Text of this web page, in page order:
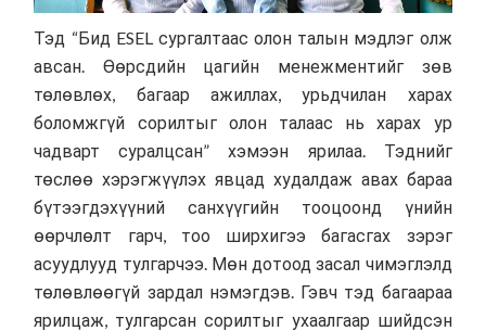
Тэд “Бид ESEL сургалтаас олон талын мэдлэг олж
авсан. Өөрсдийн цагийн менежментийг зөв
төлөвлөх, багаар ажиллах, урьдчилан харах
боломжгүй сорилтыг олон талаас нь харах ур
чадварт суралцсан” хэмээн ярилаа. Тэднийг
төслөө хэрэгжүүлэх явцад худалдаж авах бараа
бүтээгдэхүүний санхүүгийн тооцоонд үнийн
өөрчлөлт гарч, тоо ширхигээ багасгах зэрэг
асуудлууд тулгарчээ. Мөн дотоод засал чимэглэлд
төлөвлөөгүй зардал нэмэгдэв. Гэвч тэд багаараа
ярилцаж, тулгарсан сорилтыг ухаалгаар шийдсэн